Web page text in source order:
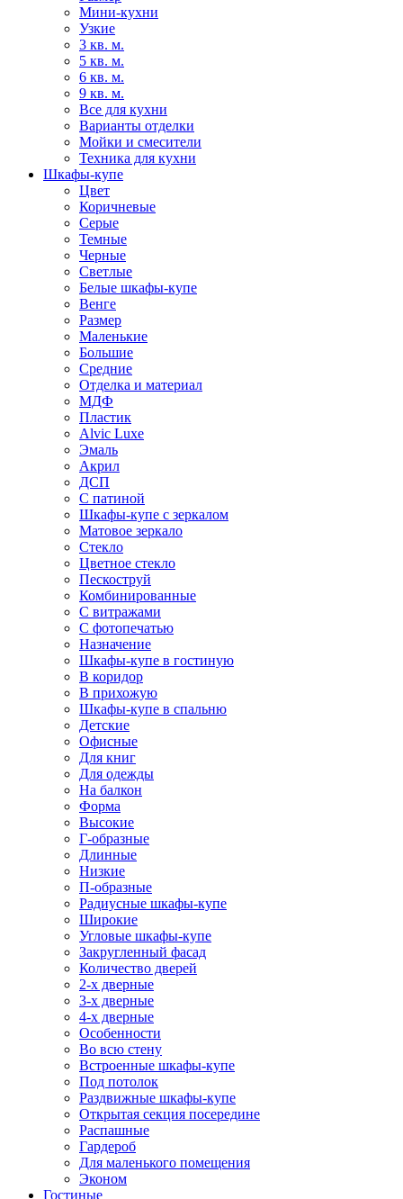
Мини-кухни
Узкие
3 кв. м.
5 кв. м.
6 кв. м.
9 кв. м.
Все для кухни
Варианты отделки
Мойки и смесители
Техника для кухни
Шкафы-купе
Цвет
Коричневые
Серые
Темные
Черные
Светлые
Белые шкафы-купе
Венге
Размер
Маленькие
Большие
Средние
Отделка и материал
МДФ
Пластик
Alvic Luxe
Эмаль
Акрил
ДСП
С патиной
Шкафы-купе с зеркалом
Матовое зеркало
Стекло
Цветное стекло
Пескоструй
Комбинированные
С витражами
С фотопечатью
Назначение
Шкафы-купе в гостиную
В коридор
В прихожую
Шкафы-купе в спальню
Детские
Офисные
Для книг
Для одежды
На балкон
Форма
Высокие
Г-образные
Длинные
Низкие
П-образные
Радиусные шкафы-купе
Широкие
Угловые шкафы-купе
Закругленный фасад
Количество дверей
2-х дверные
3-х дверные
4-х дверные
Особенности
Во всю стену
Встроенные шкафы-купе
Под потолок
Раздвижные шкафы-купе
Открытая секция посередине
Распашные
Гардероб
Для маленького помещения
Эконом
Гостиные